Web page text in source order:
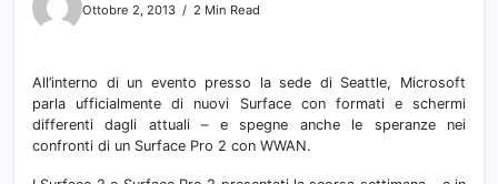
Ottobre 2, 2013
2 Min Read
2014,
All’interno di un evento presso la sede di Seattle, Microsoft
parla ufficialmente di nuovi Surface con formati e schermi
differenti dagli attuali – e spegne anche le speranze nei
confronti di un Surface Pro 2 con WWAN.